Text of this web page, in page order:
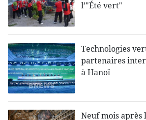
l’"Été vert"
Technologies
partenaires
à Hanoï
Neuf mois